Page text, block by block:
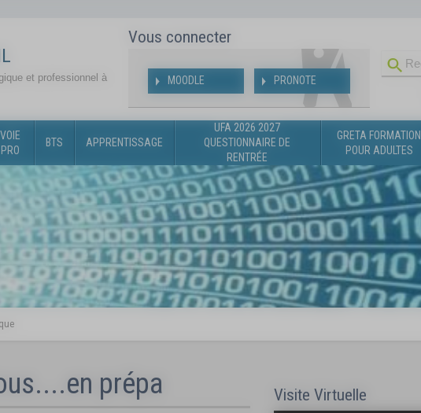
et professionnel à
Vous connecter
MOODLE PRONOTE
VOIE
PRO
BTS APPRENTISSAGE
UFA 2026 2027
QUESTIONNAIRE DE
RENTRÉE
GRETA FORMATION
POUR ADULTES
prépa Visite Virtuelle